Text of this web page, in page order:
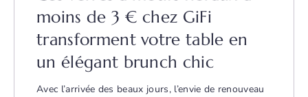
moins de 3 € chez GiFi
transforment votre table en
un élégant brunch chic
Avec l’arrivée des beaux jours, l’envie de renouveau